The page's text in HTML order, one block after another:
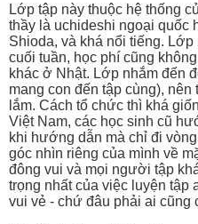
Lớp tập này thuộc hệ thống
thầy là uchideshi ngoại quốc
Shioda, và khá nổi tiếng.
cuối tuần, học phí cũng
khác ở Nhật. Lớp nhắm đến
mang con đến tập cùng),
lắm. Cách tổ chức thì khá
Việt Nam, các học sinh cũ
khi hướng dẫn mà chỉ đi
góc nhìn riêng của mình về
đông vui và mọi người tập
trọng nhất của việc luyện tập
vui vẻ - chứ đâu phải ai cũng